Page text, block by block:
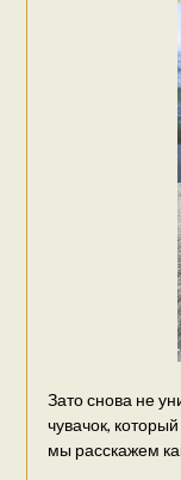
Зато снова не
чувачок,
мы расскажем